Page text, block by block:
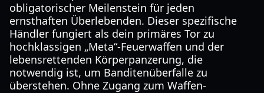
obligatorischer Meilenstein für jeden
ernsthaften Überlebenden. Dieser spezifische
Händler fungiert als dein primäres Tor zu
hochklassigen „Meta“-Feuerwaffen und der
lebensrettenden Körperpanzerung, die
notwendig ist, um Banditenüberfalle zu
überstehen. Ohne Zugang zum Waffen-